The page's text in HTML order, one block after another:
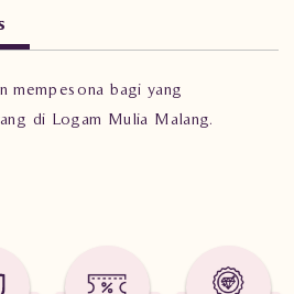
mempesona bagi yang
di Logam Mulia Malang.
Cincin Berlian Wanita